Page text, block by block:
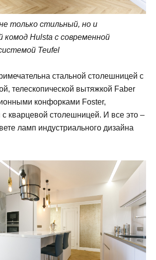
только стильный, но и
комод Hulsta с современной
Teufel
стальной столешницей с
телескопической вытяжкой Faber
конфорками Foster,
кварцевой столешницей. И все это –
ламп индустриального дизайна